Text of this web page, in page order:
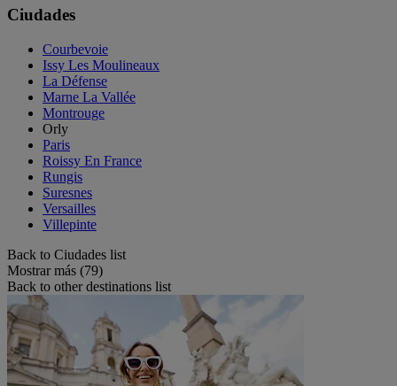
Ciudades
Courbevoie
Issy Les Moulineaux
La Défense
Marne La Vallée
Montrouge
Orly
Paris
Roissy En France
Rungis
Suresnes
Versailles
Villepinte
Back to Ciudades list
Mostrar más (79)
Back to other destinations list